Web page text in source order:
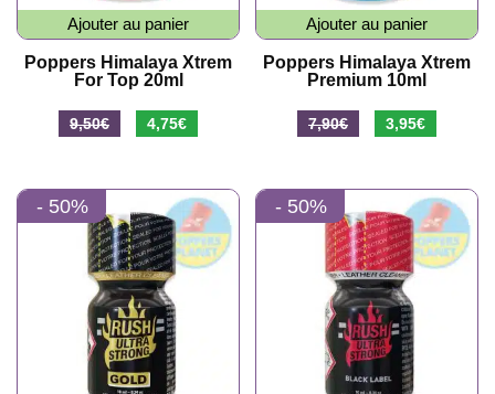
Ajouter au panier
Poppers Himalaya Xtrem
For Top 20ml
9,50€
Le
était :
9,50€.
4,75€
est :
4,75€.
Ajouter au panier
Poppers Himalaya Xtrem
Premium 10ml
7,90€
Le
était :
7,90€.
3,95€
est :
3,95€.
- 50% - 50%